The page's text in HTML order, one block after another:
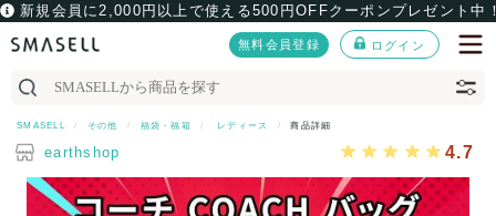
新規会員に2,000円以上で使える500円OFFクーポンプレゼント中
無料会員登録 ログイン
SMASELL その他 福袋・福箱 レディース 商品詳細
earthshop 4.7